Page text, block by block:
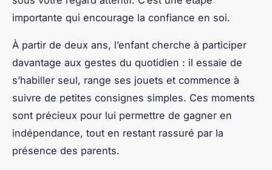
importante qui encourage la confiance en soi.
À partir de deux ans, l’enfant cherche à participer
davantage aux gestes du quotidien : il essaie de
s’habiller seul, range ses jouets et commence à
suivre de petites consignes simples. Ces moments
sont précieux pour lui permettre de gagner en
indépendance, tout en restant rassuré par la
présence des parents.